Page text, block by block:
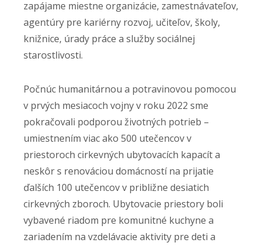
zapájame miestne organizácie, zamestnávateľov,
agentúry pre kariérny rozvoj, učiteľov, školy,
knižnice, úrady práce a služby sociálnej
starostlivosti.
Počnúc humanitárnou a potravinovou pomocou
v prvých mesiacoch vojny v roku 2022 sme
pokračovali podporou životných potrieb –
umiestnením viac ako 500 utečencov v
priestoroch cirkevných ubytovacích kapacít a
neskôr s renováciou domácností na prijatie
ďalších 100 utečencov v približne desiatich
cirkevných zboroch. Ubytovacie priestory boli
vybavené riadom pre komunitné kuchyne a
zariadením na vzdelávacie aktivity pre deti a